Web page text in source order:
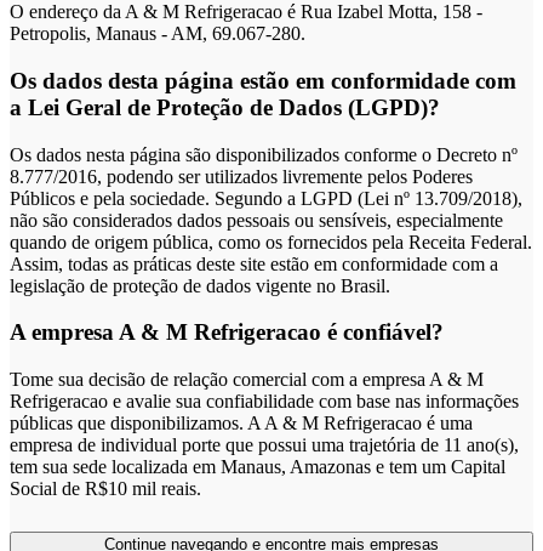
O endereço da A & M Refrigeracao é Rua Izabel Motta, 158 -
Petropolis, Manaus - AM, 69.067-280.
Os dados desta página estão em conformidade com
a Lei Geral de Proteção de Dados (LGPD)?
Os dados nesta página são disponibilizados conforme o Decreto nº
8.777/2016, podendo ser utilizados livremente pelos Poderes
Públicos e pela sociedade. Segundo a LGPD (Lei nº 13.709/2018),
não são considerados dados pessoais ou sensíveis, especialmente
quando de origem pública, como os fornecidos pela Receita Federal.
Assim, todas as práticas deste site estão em conformidade com a
legislação de proteção de dados vigente no Brasil.
A empresa A & M Refrigeracao é confiável?
Tome sua decisão de relação comercial com a empresa A & M
Refrigeracao e avalie sua confiabilidade com base nas informações
públicas que disponibilizamos. A A & M Refrigeracao é uma
empresa de individual porte que possui uma trajetória de 11 ano(s),
tem sua sede localizada em Manaus, Amazonas e tem um Capital
Social de R$10 mil reais.